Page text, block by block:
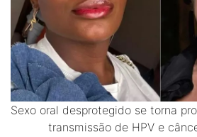
Sexo oral desprotegido se torna
transmissão de HPV e